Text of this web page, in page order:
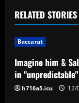
t
n
a
v
i
RELATED STORIES
Baccarat
Imagine him &
in
h716a5.icu 12/